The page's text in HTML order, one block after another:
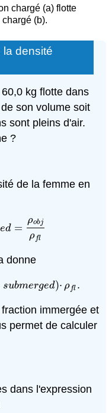
chargé (a) flotte
(b).
la densité
kg flotte dans
son volume soit
sont pleins d'air.
?
de la femme en
ed =
ρobj
ρfl
d= ρo bjρfl
donne
submerged)⋅ ρfl .
ubmerged)⋅ρ fl.
immergée et
permet de calculer
dans l'expression